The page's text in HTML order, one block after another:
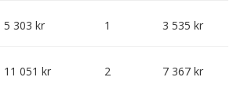
5 303 kr 1 3 535 kr
11 051 kr 2 7 367 kr